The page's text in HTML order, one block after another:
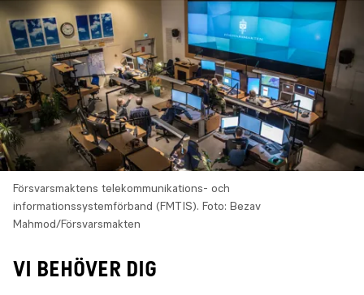
Försvarsmaktens telekommunikations- och
informationssystemförband (FMTIS). Foto: Bezav
Mahmod/Försvarsmakten
VI BEHÖVER DIG